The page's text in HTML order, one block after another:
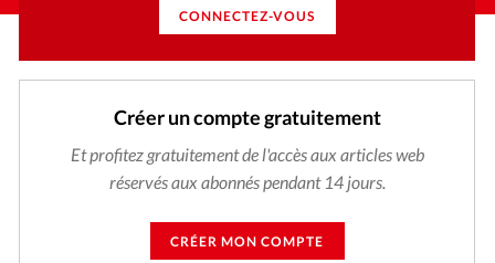
CONNECTEZ-VOUS
Créer un compte gratuitement
Et profitez gratuitement de l'accès aux articles web
réservés aux abonnés pendant 14 jours.
CRÉER MON COMPTE